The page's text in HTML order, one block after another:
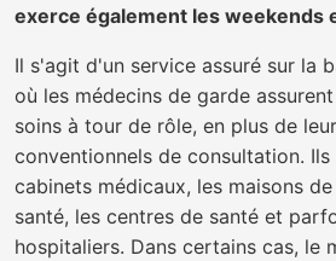
exerce également les weekends
Il s'agit d'un service assuré sur la
où les médecins de garde
soins à tour de rôle, en plus de
conventionnels de consultation.
cabinets médicaux, les maisons
santé, les centres de santé et
hospitaliers. Dans certains cas, le